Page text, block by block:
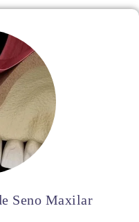
Seno Maxilar